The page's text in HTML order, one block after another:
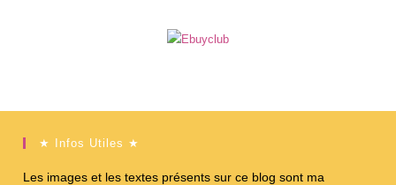
★ Infos Utiles ★
Les images et les textes présents sur ce blog sont ma